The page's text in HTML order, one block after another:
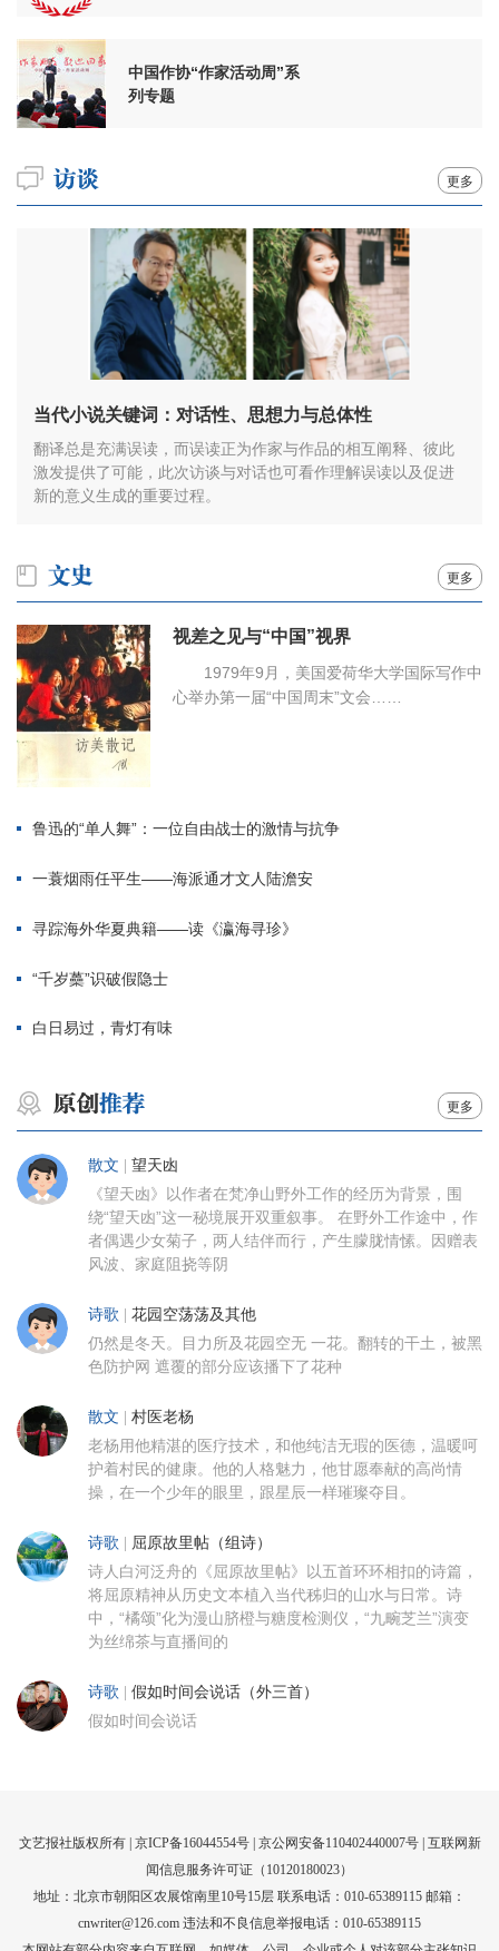
中国作协“作家活动周”系
列专题
更多
当代小说关键词：对话性、思想力与总体性
翻译总是充满误读，而误读正为作家与作品的相互阐释、彼此
激发提供了可能，此次访谈与对话也可看作理解误读以及促进
新的意义生成的重要过程。
更多
视差之见与“中国”视界
1979年9月，美国爱荷华大学国际写作中
心举办第一届“中国周末”文会……
鲁迅的“单人舞”：一位自由战士的激情与抗争
一蓑烟雨任平生——海派通才文人陆澹安
寻踪海外华夏典籍——读《瀛海寻珍》
“千岁蘽”识破假隐士
白日易过，青灯有味
更多
散文 | 望天凼
《望天凼》以作者在梵净山野外工作的经历为背景，围
绕“望天凼”这一秘境展开双重叙事。 在野外工作途中，作
者偶遇少女菊子，两人结伴而行，产生朦胧情愫。因赠表
风波、家庭阻挠等阴
诗歌 | 花园空荡荡及其他
仍然是冬天。目力所及花园空无 一花。翻转的干土，被黑
色防护网 遮覆的部分应该播下了花种
散文 | 村医老杨
老杨用他精湛的医疗技术，和他纯洁无瑕的医德，温暖呵
护着村民的健康。他的人格魅力，他甘愿奉献的高尚情
操，在一个少年的眼里，跟星辰一样璀璨夺目。
诗歌 | 屈原故里帖（组诗）
诗人白河泛舟的《屈原故里帖》以五首环环相扣的诗篇，
将屈原精神从历史文本植入当代秭归的山水与日常。诗
中，“橘颂”化为漫山脐橙与糖度检测仪，“九畹芝兰”演变
为丝绵茶与直播间的
诗歌 | 假如时间会说话（外三首）
假如时间会说话
文艺报社版权所有 | 京ICP备16044554号| 京公网安备110402440007号 | 互联网新
闻信息服务许可证（10120180023）
地址：北京市朝阳区农展馆南里10号15层 联系电话：010-65389115 邮箱：
cnwriter@126.com 违法和不良信息举报电话：010-65389115